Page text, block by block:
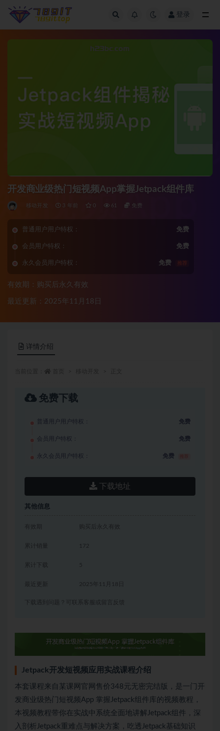
登录
开发商业级热门短视频App掌握Jetpack组件库
移动开发 3 年前 0 61 免费
普通用户用户特权： 免费
会员用户特权： 免费
永久会员用户特权： 免费 推荐
有效期：购买后永久有效
最近更新：2025年11月18日
详情介绍
免费下载
普通用户用户特权： 免费
会员用户特权： 免费
永久会员用户特权： 免费
下载地址
其他信息
有效期 购买后永久有效
累计销量 172
累计下载 5
2025年11月18日
下载遇到问题？可联系客服或留言反馈
Jetpack开发短视频应用实战课程介绍
本套课程来自某课网官网售价348元无密完结版，是一门开
发商业级热门短视频App 掌握Jetpack组件库的视频教程，
本视频教程带你在实战中系统全面地讲解Jetpack组件，深
入剖析Jetpack重难点与解决方案，吃透Jetpack基础知识